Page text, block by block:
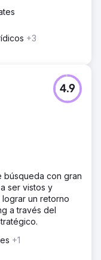
+3
4.9
búsqueda con gran
ser vistos y
un retorno
a través del
+1